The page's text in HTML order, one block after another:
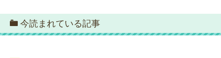
今読まれている記事